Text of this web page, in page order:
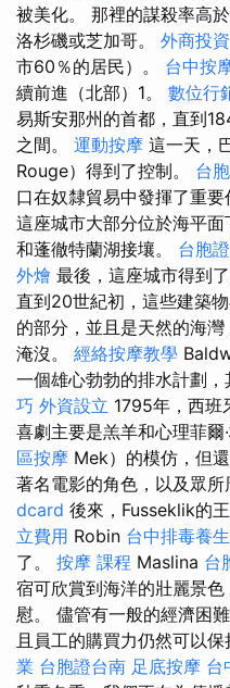
被美化。 那裡的謀殺率高
洛杉磯或芝加哥。 外商投資
市60％的居民）。 台中按
續前進（北部）1。 數位行
易斯安那州的首都，直到
之間。 運動按摩 這一天，
Rouge）得到了控制。 台
口在奴隸貿易中發揮了重要
這座城市大部分位於海平
和蓬徹特蘭湖接壤。 台胞
外燴 最後，這座城市得到
直到20世紀初，這些建築
的部分，並且是天然的海
淹沒。 經絡按摩教學
一個雄心勃勃的排水計劃，
巧 外資設立 1795年，西班
喜劇主要是羔羊和心理菲爾
區按摩 Mek）的模仿，但
著名電影的角色，以及眾所
dcard 後來，Fusseklik的
立費用 Robin 台中排毒養
了。 按摩 課程 Maslina 台
宿可欣賞到海洋的壯麗景
慰。 儘管有一般的經濟困
且員工的購買力仍然可以保
業 台胞證台南 足底按摩 台